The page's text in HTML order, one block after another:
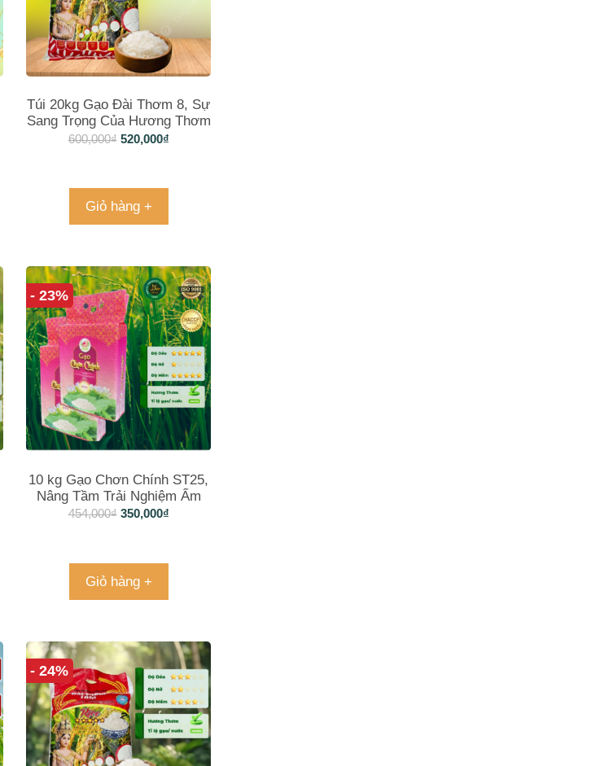
Túi 20kg Gạo Đài Thơm 8, Sự
Sang Trọng Của Hương Thơm
600,000₫ 520,000₫
Giỏ hàng +
- 23%
10 kg Gạo Chơn Chính ST25,
Nâng Tầm Trải Nghiệm Ẩm
Thực Của Bạn
454,000₫ 350,000₫
Giỏ hàng +
- 24%